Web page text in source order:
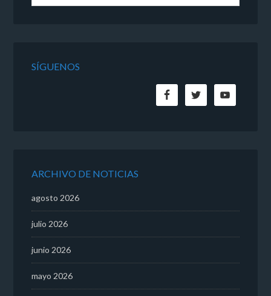
SÍGUENOS
ARCHIVO DE NOTICIAS
agosto 2026
julio 2026
junio 2026
mayo 2026